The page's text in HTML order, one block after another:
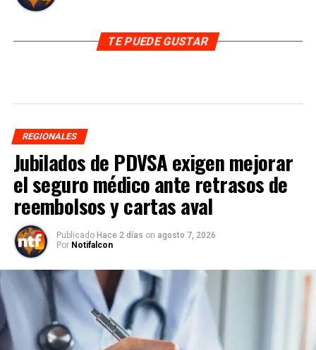
TE PUEDE GUSTAR
REGIONALES
Jubilados de PDVSA exigen mejorar
el seguro médico ante retrasos de
reembolsos y cartas aval
Publicado Hace 2 días on agosto 7, 2026
Por Notifalcon